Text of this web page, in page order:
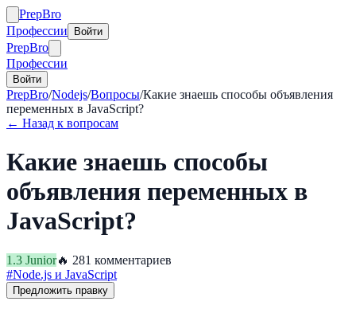
PrepBro
Профессии
Войти
PrepBro
Профессии
Войти
PrepBro/Nodejs/Вопросы/Какие знаешь способы объявления
переменных в JavaScript?
← Назад к вопросам
Какие знаешь способы
объявления переменных в
JavaScript?
1.3 Junior🔥 281 комментариев
#Node.js и JavaScript
Предложить правку